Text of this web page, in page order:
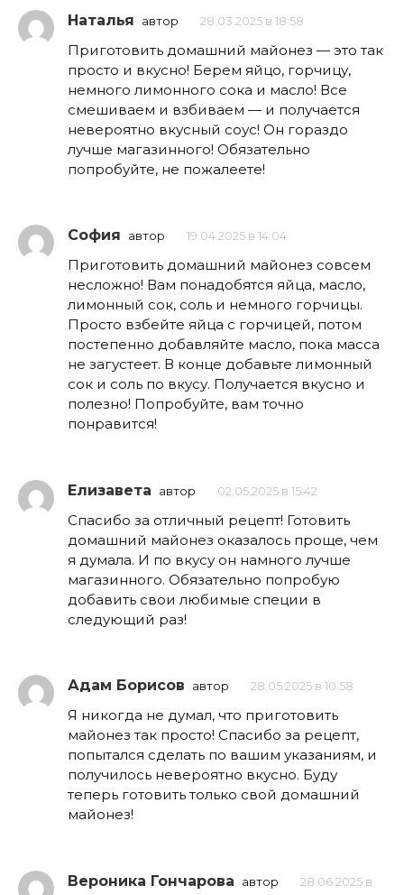
Наталья автор 28.03.2025 в 18:58
Приготовить домашний майонез — это так
просто и вкусно! Берем яйцо, горчицу,
немного лимонного сока и масло! Все
смешиваем и взбиваем — и получается
невероятно вкусный соус! Он гораздо
лучше магазинного! Обязательно
попробуйте, не пожалеете!
София автор 19.04.2025 в 14:04
Приготовить домашний майонез совсем
несложно! Вам понадобятся яйца, масло,
лимонный сок, соль и немного горчицы.
Просто взбейте яйца с горчицей, потом
постепенно добавляйте масло, пока масса
не загустеет. В конце добавьте лимонный
сок и соль по вкусу. Получается вкусно и
полезно! Попробуйте, вам точно
понравится!
Елизавета автор 02.05.2025 в 15:42
Спасибо за отличный рецепт! Готовить
домашний майонез оказалось проще, чем
я думала. И по вкусу он намного лучше
магазинного. Обязательно попробую
добавить свои любимые специи в
следующий раз!
Адам Борисов автор 28.05.2025 в 10:58
Я никогда не думал, что приготовить
майонез так просто! Спасибо за рецепт,
попытался сделать по вашим указаниям, и
получилось невероятно вкусно. Буду
теперь готовить только свой домашний
майонез!
Вероника Гончарова автор
28.06.2025 в